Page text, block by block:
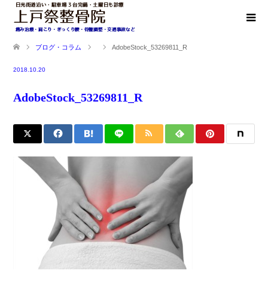
ブログ・コラム AdobeStock_53269811_R
2018.10.20
AdobeStock_53269811_R